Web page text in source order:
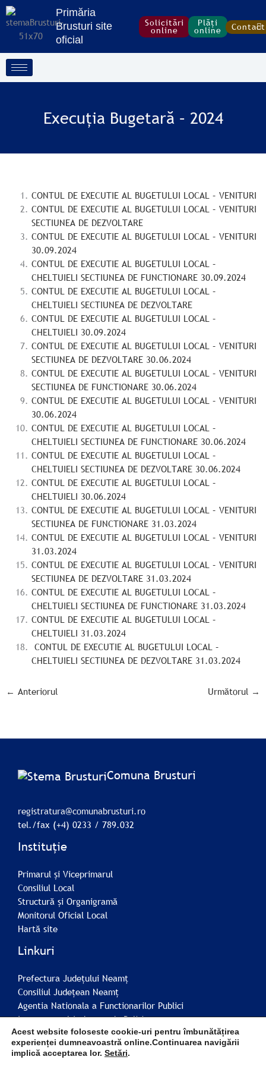
Treci
la
conținut
Primăria
Brusturi site
oficial
Solicitări
online
Plăți
online Contact
Execuția Bugetară – 2024
CONTUL DE EXECUTIE AL BUGETULUI LOCAL – VENITURI
CONTUL DE EXECUTIE AL BUGETULUI LOCAL – VENITURI
SECTIUNEA DE DEZVOLTARE
CONTUL DE EXECUTIE AL BUGETULUI LOCAL – VENITURI
30.09.2024
CONTUL DE EXECUTIE AL BUGETULUI LOCAL –
CHELTUIELI SECTIUNEA DE FUNCTIONARE 30.09.2024
CONTUL DE EXECUTIE AL BUGETULUI LOCAL –
CHELTUIELI SECTIUNEA DE DEZVOLTARE
CONTUL DE EXECUTIE AL BUGETULUI LOCAL –
CHELTUIELI 30.09.2024
CONTUL DE EXECUTIE AL BUGETULUI LOCAL – VENITURI
SECTIUNEA DE DEZVOLTARE 30.06.2024
CONTUL DE EXECUTIE AL BUGETULUI LOCAL – VENITURI
SECTIUNEA DE FUNCTIONARE 30.06.2024
CONTUL DE EXECUTIE AL BUGETULUI LOCAL – VENITURI
30.06.2024
CONTUL DE EXECUTIE AL BUGETULUI LOCAL –
CHELTUIELI SECTIUNEA DE FUNCTIONARE 30.06.2024
CONTUL DE EXECUTIE AL BUGETULUI LOCAL –
CHELTUIELI SECTIUNEA DE DEZVOLTARE 30.06.2024
CONTUL DE EXECUTIE AL BUGETULUI LOCAL –
CHELTUIELI 30.06.2024
CONTUL DE EXECUTIE AL BUGETULUI LOCAL – VENITURI
SECTIUNEA DE FUNCTIONARE 31.03.2024
CONTUL DE EXECUTIE AL BUGETULUI LOCAL – VENITURI
31.03.2024
CONTUL DE EXECUTIE AL BUGETULUI LOCAL – VENITURI
SECTIUNEA DE DEZVOLTARE 31.03.2024
CONTUL DE EXECUTIE AL BUGETULUI LOCAL –
CHELTUIELI SECTIUNEA DE FUNCTIONARE 31.03.2024
CONTUL DE EXECUTIE AL BUGETULUI LOCAL –
CHELTUIELI 31.03.2024
CONTUL DE EXECUTIE AL BUGETULUI LOCAL –
CHELTUIELI SECTIUNEA DE DEZVOLTARE 31.03.2024
← Anteriorul Următorul →
Comuna Brusturi
registratura@comunabrusturi.ro
tel./fax (+4) 0233 / 789.032
Instituție
Primarul și Viceprimarul
Consiliul Local
Structură și Organigramă
Monitorul Oficial Local
Hartă site
Linkuri
Prefectura Județului Neamț
Consiliul Județean Neamț
Agentia Nationala a Functionarilor Publici
Inspectoratul județean de Poliție
Inspectoratul Scolar Judetean Neamț
Acest website foloseste cookie-uri pentru îmbunătățirea
experienței dumneavoastră online.Continuarea navigării
implică acceptarea lor. Setări.